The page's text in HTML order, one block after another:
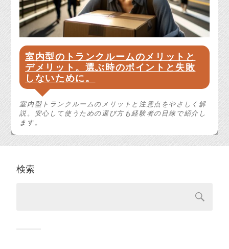
室内型のトランクルームのメリットと
デメリット。選ぶ時のポイントと失敗
しないために。
室内型トランクルームのメリットと注意点をやさしく解
説。安心して使うための選び方も経験者の目線で紹介し
ます。
検索